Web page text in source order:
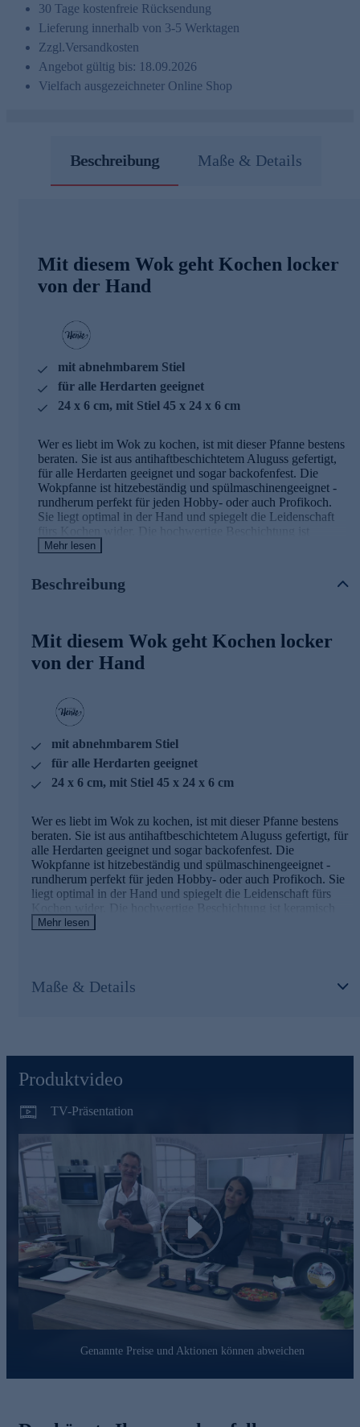
30 Tage kostenfreie Rücksendung
Lieferung innerhalb von 3-5 Werktagen
Zzgl.Versandkosten
Angebot gültig bis: 18.09.2026
Vielfach ausgezeichneter Online Shop
Beschreibung Maße & Details
Mit diesem Wok geht Kochen locker
von der Hand
mit abnehmbarem Stiel
für alle Herdarten geeignet
24 x 6 cm, mit Stiel 45 x 24 x 6 cm
Wer es liebt im Wok zu kochen, ist mit dieser Pfanne bestens
beraten. Sie ist aus antihaftbeschichtetem Aluguss gefertigt,
für alle Herdarten geeignet und sogar backofenfest. Die
Wokpfanne ist hitzebeständig und spülmaschinengeeignet -
rundherum perfekt für jeden Hobby- oder auch Profikoch.
Sie liegt optimal in der Hand und spiegelt die Leidenschaft
fürs Kochen wider. Die hochwertige Beschichtung ist
keramisch verstärkt und bei Bedarf lässt sie sich sogar
induktionsgeeignete Sauteuse mit 24 cm Durchmesser, 6
cm hoch
mit abnehmbarem Stiel
Solarenergie geschmolzen und verarbeitet wird
mit keramisch verstärkter Antihaftbeschichtung
bei Bedarf wiederbeschichtbar
backofenfest bis 240 °C
verkürzte Garzeit
leicht zu reinigen
Gleich hier online bestellen und leckere Gerichte
zaubern.
Mehr lesen
Beschreibung
Mit diesem Wok geht Kochen locker
von der Hand
mit abnehmbarem Stiel
für alle Herdarten geeignet
24 x 6 cm, mit Stiel 45 x 24 x 6 cm
Wer es liebt im Wok zu kochen, ist mit dieser Pfanne bestens
beraten. Sie ist aus antihaftbeschichtetem Aluguss gefertigt, für
alle Herdarten geeignet und sogar backofenfest. Die
Wokpfanne ist hitzebeständig und spülmaschinengeeignet -
rundherum perfekt für jeden Hobby- oder auch Profikoch. Sie
liegt optimal in der Hand und spiegelt die Leidenschaft fürs
Kochen wider. Die hochwertige Beschichtung ist keramisch
verstärkt und bei Bedarf lässt sie sich sogar erneuern. Ein
Weitere Details der Wokpfanne im Überblick
aus recyceltem Aluminium, das mit Hilfe von Solarenergie
geschmolzen und verarbeitet wird
mit keramisch verstärkter Antihaftbeschichtung
backofenfest bis 240 °C
schnelle Aufheizung
verkürzte Garzeit
leicht zu reinigen
liegt optimal in der Hand
Gleich hier online bestellen und leckere Gerichte zaubern.
Mehr lesen
Maße & Details
Produktvideo
TV-Präsentation
Play
Genannte Preise und Aktionen können abweichen